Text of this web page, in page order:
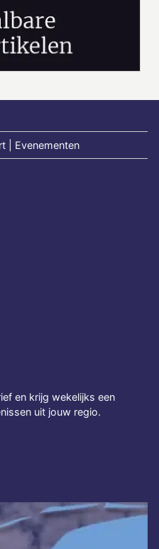
| Evenementen
en krijg wekelijks een
uit jouw regio.